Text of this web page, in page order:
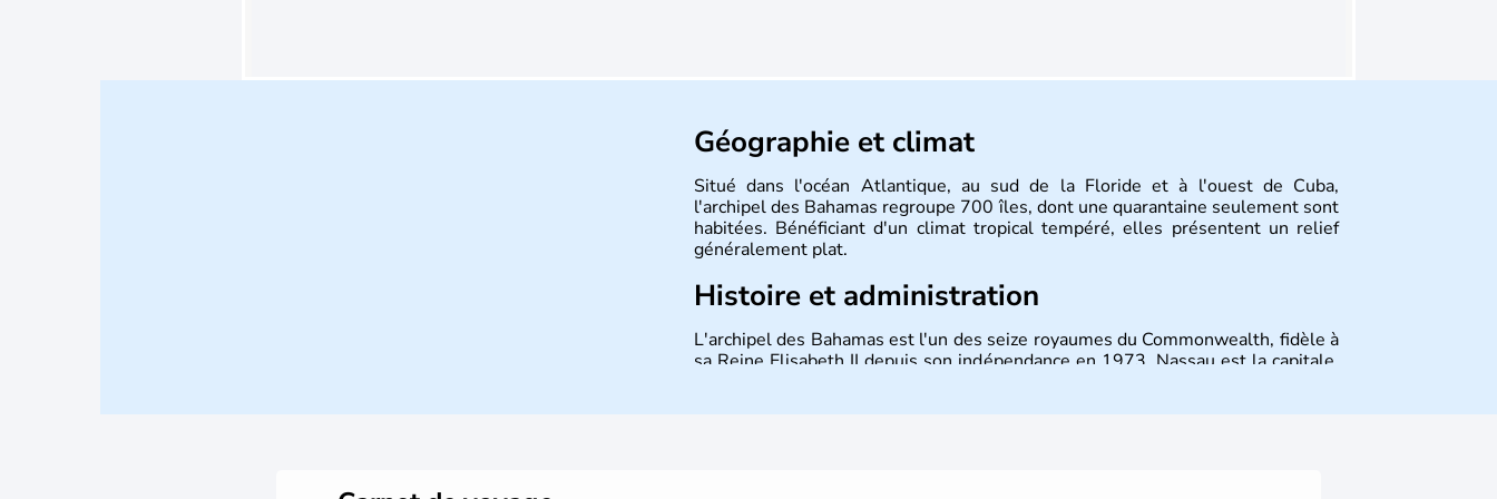
Géographie et climat
Situé dans l'océan Atlantique, au sud de la Floride et à l'ouest de Cuba,
l'archipel des Bahamas regroupe 700 îles, dont une quarantaine seulement sont
habitées. Bénéficiant d'un climat tropical tempéré, elles présentent un relief
généralement plat.
Histoire et administration
L'archipel des Bahamas est l'un des seize royaumes du Commonwealth, fidèle à
sa Reine Elisabeth II depuis son indépendance en 1973. Nassau est la capitale.